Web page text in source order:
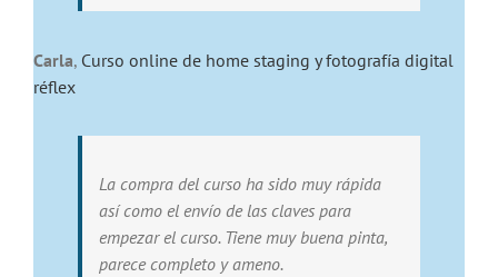
Carla, Curso online de home staging y fotografía digital
réflex
La compra del curso ha sido muy rápida
así como el envío de las claves para
empezar el curso. Tiene muy buena pinta,
parece completo y ameno.